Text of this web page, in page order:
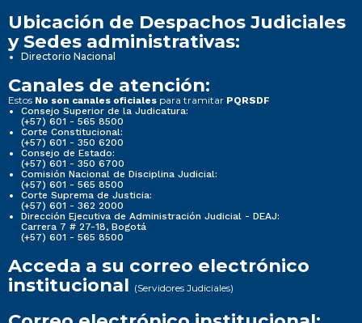
Ubicación de Despachos Judiciales
y Sedes administrativas:
Directorio Nacional
Canales de atención:
Estos No son canales oficiales para tramitar PQRSDF
Consejo Superior de la Judicatura:
(+57) 601 - 565 8500
Corte Constitucional:
(+57) 601 - 350 6200
Consejo de Estado:
(+57) 601 - 350 6700
Comisión Nacional de Disciplina Judicial:
(+57) 601 - 565 8500
Corte Suprema de Justicia:
(+57) 601 - 362 2000
Dirección Ejecutiva de Administración Judicial - DEAJ:
Carrera 7 # 27-18, Bogotá
(+57) 601 - 565 8500
Acceda a su correo electrónico
institucional (Servidores Judiciales)